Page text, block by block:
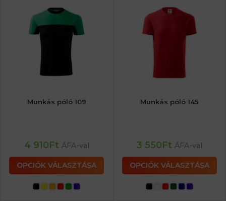
Munkás póló 109
4 910Ft ÁFA-val
OPCIÓK VÁLASZTÁSA
Munkás póló 145
3 550Ft ÁFA-val
OPCIÓK VÁLASZTÁSA